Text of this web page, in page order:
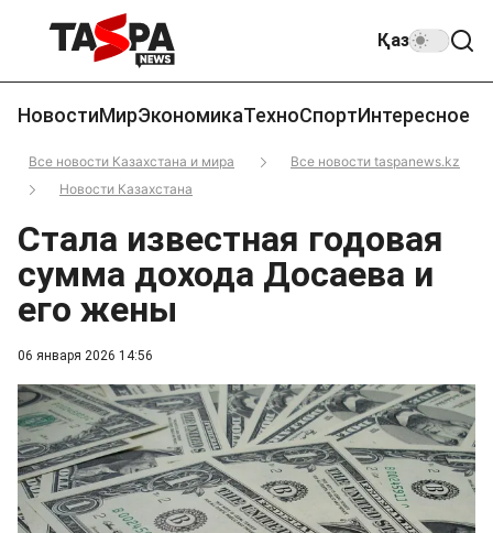
Қаз
НовостиМирЭкономикаТехноСпортИнтересное
Все новости Казахстана и мира
Все новости taspanews.kz
Новости Казахстана
06 января 2026 14:56
Стала известная годовая
сумма дохода Досаева и
его жены